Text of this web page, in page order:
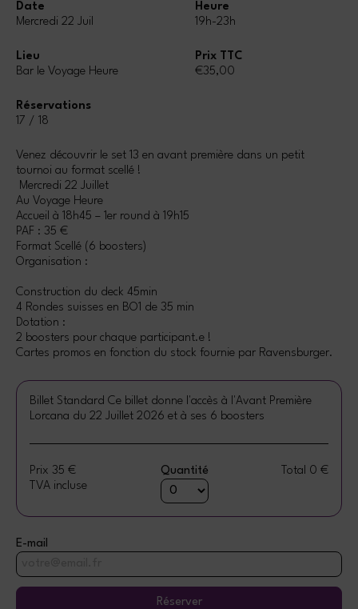
Date
Mercredi 22 Juil
Heure
19h-23h
Lieu
Bar le Voyage Heure
Prix TTC
€35,00
Réservations
17 / 18
Venez découvrir le set 13 en avant première dans un petit
tournoi au format scellé !
Mercredi 22 Juillet
Au Voyage Heure
Accueil à 18h45 – 1er round à 19h15
PAF : 35 €
Format Scellé (6 boosters)
Organisation :
Construction du deck 45min
4 Rondes suisses en BO1 de 35 min
Dotation :
2 boosters pour chaque participant.e !
Cartes promos en fonction du stock fournie par Ravensburger.
Billet Standard Ce billet donne l'accès à l'Avant Première
Lorcana du 22 Juillet 2026 et à ses 6 boosters
Prix 35 €
TVA incluse
Quantité Total 0 €
E-mail
Réserver